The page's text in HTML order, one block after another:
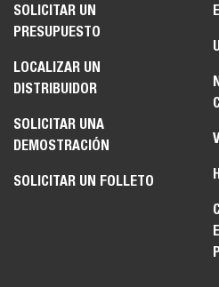
SOLICITAR UN
PRESUPUESTO
LOCALIZAR UN
DISTRIBUIDOR
SOLICITAR UNA
DEMOSTRACIÓN
SOLICITAR UN FOLLETO